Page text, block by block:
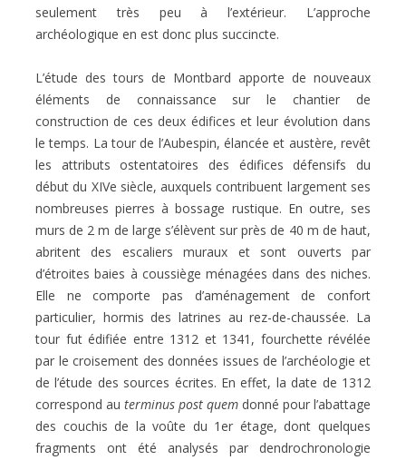
seulement très peu à l’extérieur. L’approche
archéologique en est donc plus succincte.
L’étude des tours de Montbard apporte de nouveaux
éléments de connaissance sur le chantier de
construction de ces deux édifices et leur évolution dans
le temps. La tour de l’Aubespin, élancée et austère, revêt
les attributs ostentatoires des édifices défensifs du
début du XIVe siècle, auxquels contribuent largement ses
nombreuses pierres à bossage rustique. En outre, ses
murs de 2 m de large s’élèvent sur près de 40 m de haut,
abritent des escaliers muraux et sont ouverts par
d’étroites baies à coussiège ménagées dans des niches.
Elle ne comporte pas d’aménagement de confort
particulier, hormis des latrines au rez-de-chaussée. La
tour fut édifiée entre 1312 et 1341, fourchette révélée
par le croisement des données issues de l’archéologie et
de l’étude des sources écrites. En effet, la date de 1312
correspond au terminus post quem donné pour l’abattage
des couchis de la voûte du 1er étage, dont quelques
fragments ont été analysés par dendrochronologie